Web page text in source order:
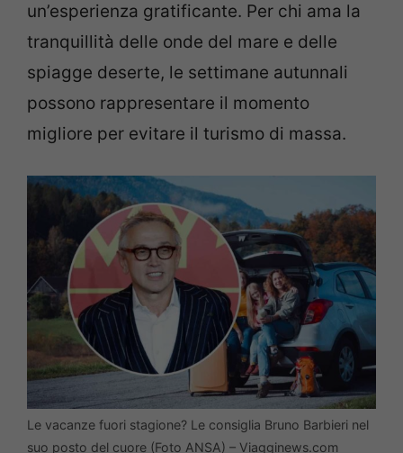
un’esperienza gratificante. Per chi ama la
tranquillità delle onde del mare e delle
spiagge deserte, le settimane autunnali
possono rappresentare il momento
migliore per evitare il turismo di massa.
Le vacanze fuori stagione? Le consiglia Bruno Barbieri nel
suo posto del cuore (Foto ANSA) – Viagginews.com